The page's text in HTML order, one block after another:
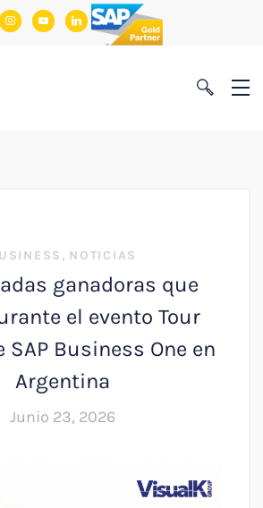
instagram
youtubelinkedin
, NOTICIAS
ganadoras que
el evento Tour
Business One en
Argentina
Junio 23, 2026